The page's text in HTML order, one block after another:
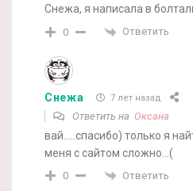
Снежа, я написала в
0 Ответить
Снежа 7 лет назад
Ответить на Оксана
вай…..спасибо) только я
меня с сайтом сложно…(
0 Ответить